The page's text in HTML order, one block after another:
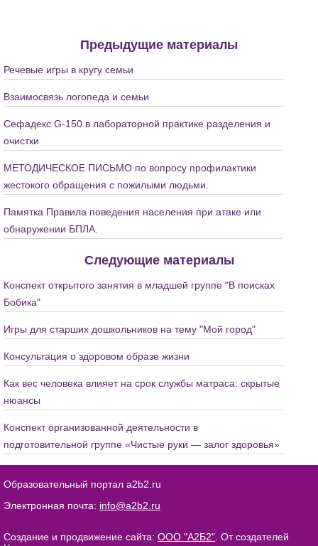
Предыдущие материалы
Речевые игры в кругу семьи
Взаимосвязь логопеда и семьи
Сефадекс G-150 в лабораторной практике разделения и
очистки
МЕТОДИЧЕСКОЕ ПИСЬМО по вопросу профилактики
жестокого обращения с пожилыми людьми.
Памятка Правила поведения населения при атаке или
обнаружении БПЛА.
Следующие материалы
Конспект открытого занятия в младшей группе "В поисках
Бобика"
Игры для старших дошкольников на тему "Мой город"
Консультация о здоровом образе жизни
Как вес человека влияет на срок службы матраса: скрытые
нюансы
Конспект организованной деятельности в
подготовительной группе «Чистые руки — залог здоровья»
Образовательный портал a2b2.ru
Электронная почта: info@a2b2.ru
Создание и продвижение сайта: ООО "А2Б2" . От создателей